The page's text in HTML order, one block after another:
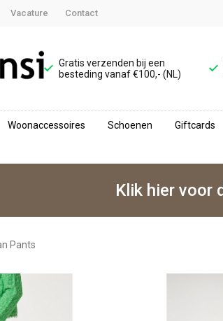
Vacature Contact
Gratis verzenden bij een
besteding vanaf €100,- (NL)
Woonaccessoires Schoenen Giftcards
Klik hier voor
Pants